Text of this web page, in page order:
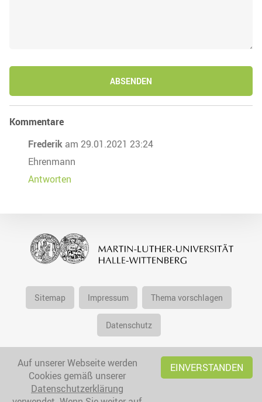
ABSENDEN
Kommentare
Frederik am 29.01.2021 23:24
Ehrenmann
Antworten
Sitemap Impressum Thema vorschlagen
Datenschutz
Auf unserer Webseite werden
Cookies gemäß unserer
Datenschutzerklärung
EINVERSTANDEN